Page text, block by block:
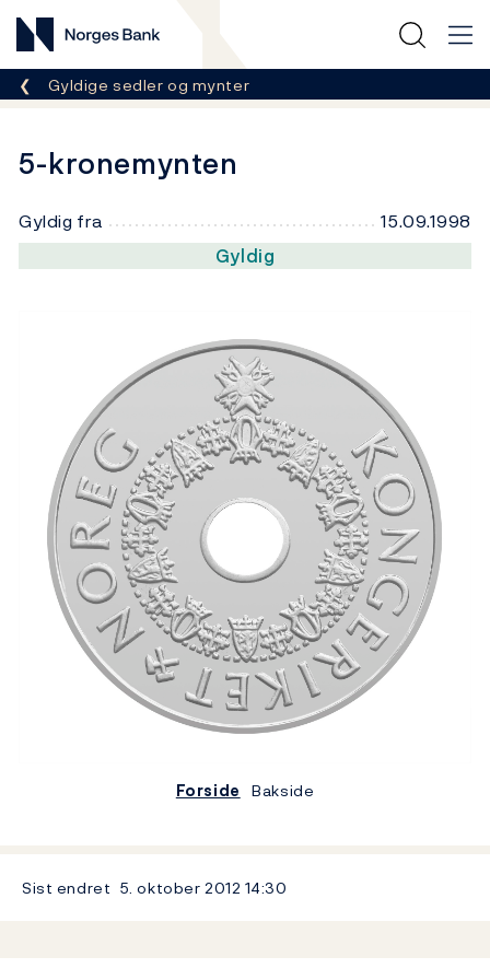
Norges Bank
Her er du nå:
Gyldige sedler og mynter
5-kronemynten
Gyldig fra
15.09.1998
Gyldig
Forside Bakside
Sist endret 5. oktober 2012 14:30